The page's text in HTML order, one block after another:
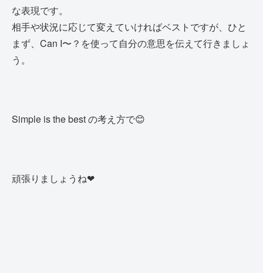
な表現です。
相手や状況に応じて変えていければベストですが、ひと
まず、Can I〜？を使って自分の意思を伝えて行きましょ
う。
Simple is the best の考え方で😊
頑張りましょうね❤